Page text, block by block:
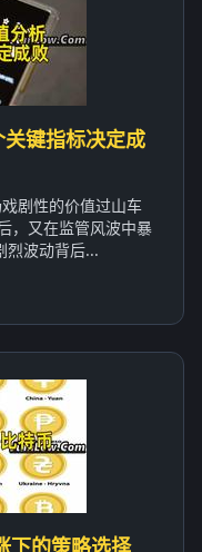
键指标决定成
剧性的价值过山车
，又在监管风波中暴
烈波动背后...
下的策略选择